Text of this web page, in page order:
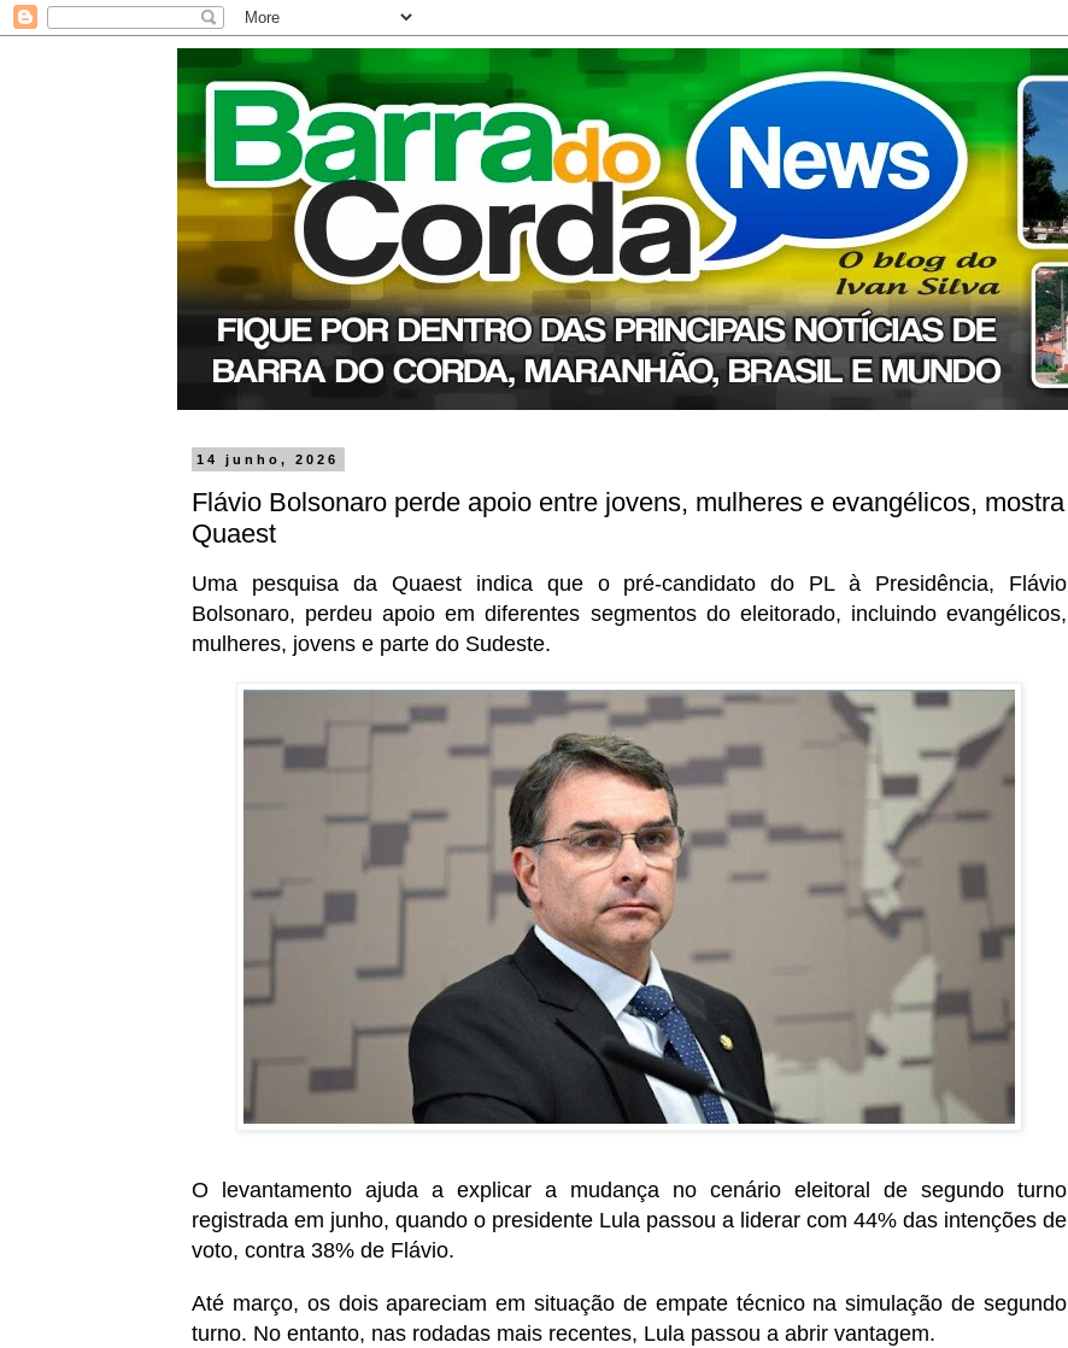
14 junho, 2026
Flávio Bolsonaro perde apoio entre jovens, mulheres e evangélicos, mostra
Quaest
Uma pesquisa da Quaest indica que o pré-candidato do PL à Presidência, Flávio
Bolsonaro, perdeu apoio em diferentes segmentos do eleitorado, incluindo evangélicos,
mulheres, jovens e parte do Sudeste.
O levantamento ajuda a explicar a mudança no cenário eleitoral de segundo turno
registrada em junho, quando o presidente Lula passou a liderar com 44% das intenções de
voto, contra 38% de Flávio.
Até março, os dois apareciam em situação de empate técnico na simulação de segundo
turno. No entanto, nas rodadas mais recentes, Lula passou a abrir vantagem.